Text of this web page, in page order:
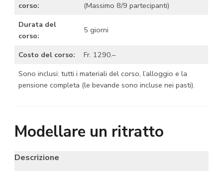
corso:
(Massimo 8/9 partecipanti)
Durata del
corso:
5 giorni
Costo del corso:
Fr. 1290.–
Sono inclusi: tutti i materiali del corso, l’alloggio e la
pensione completa (le bevande sono incluse nei pasti).
Modellare un ritratto
Descrizione